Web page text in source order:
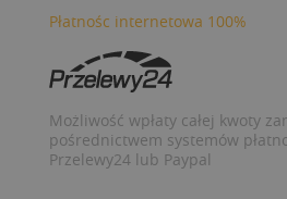
Płatnośc internetowa 100%
Możliwość wpłaty całej kwoty
pośrednictwem systemów
Przelewy24 lub Paypal